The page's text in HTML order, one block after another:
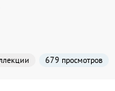
679 просмотров